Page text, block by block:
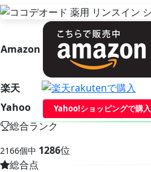
Amazon
楽天
Yahoo
Yahoo!ショッピングで購入
総合ランク
2166個中 1286位
総合点